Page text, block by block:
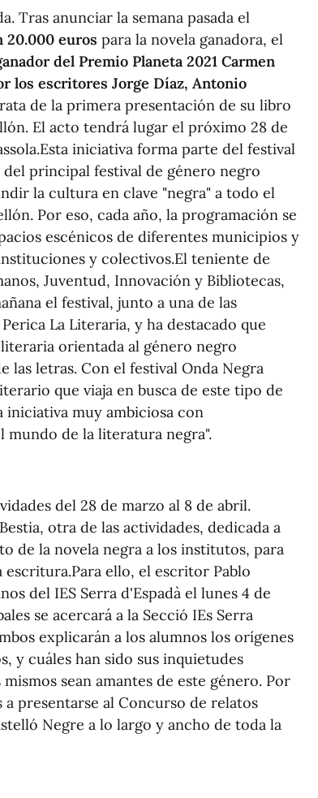
Tras anunciar la semana pasada el
20.000 euros para la novela ganadora, el
del Premio Planeta 2021 Carmen
los escritores Jorge Díaz, Antonio
de la primera presentación de su libro
El acto tendrá lugar el próximo 28 de
iniciativa forma parte del festival
principal festival de género negro
la cultura en clave "negra" a todo el
Por eso, cada año, la programación se
escénicos de diferentes municipios y
y colectivos.El teniente de
Juventud, Innovación y Bibliotecas,
el festival, junto a una de las
La Literaria, y ha destacado que
orientada al género negro
las letras. Con el festival Onda Negra
que viaja en busca de este tipo de
iniciativa muy ambiciosa con
mundo de la literatura negra".
del 28 de marzo al 8 de abril.
otra de las actividades, dedicada a
de la novela negra a los institutos, para
ello, el escritor Pablo
del IES Serra d'Espadà el lunes 4 de
se acercará a la Secció IEs Serra
explicarán a los alumnos los orígenes
y cuáles han sido sus inquietudes
sean amantes de este género. Por
presentarse al Concurso de relatos
Negre a lo largo y ancho de toda la